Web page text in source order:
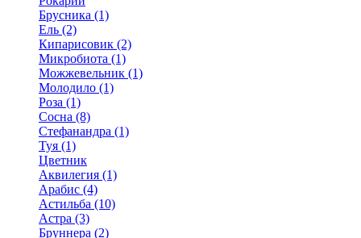
Брусника (1)
Ель (2)
Кипарисовик (2)
Микробиота (1)
Можжевельник (1)
Молодило (1)
Роза (1)
Сосна (8)
Стефанандра (1)
Туя (1)
Цветник
Аквилегия (1)
Арабис (4)
Астильба (10)
Астра (3)
Бруннера (2)